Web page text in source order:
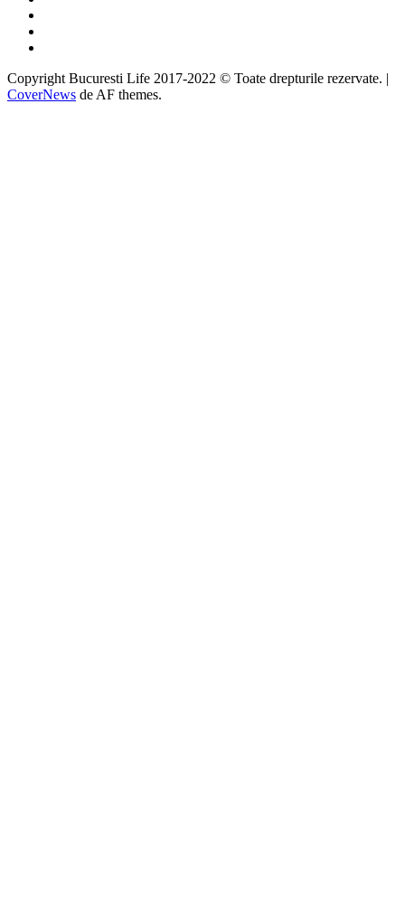
Copyright Bucuresti Life 2017-2022 © Toate drepturile rezervate. |
CoverNews de AF themes.